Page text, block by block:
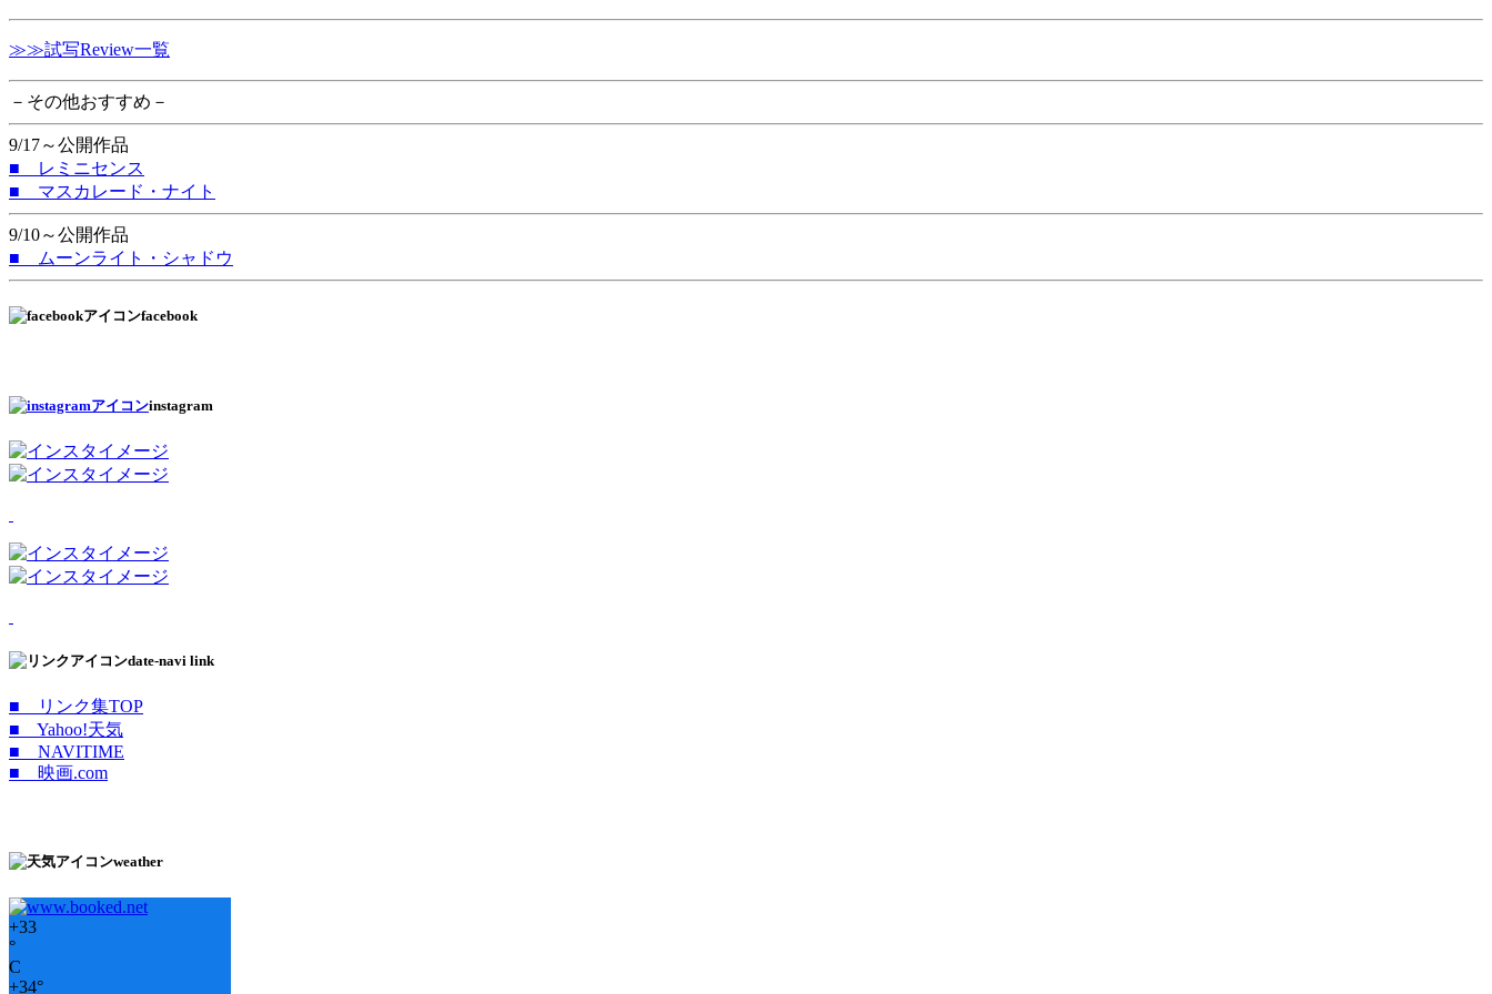
≫≫試写Review一覧
－その他おすすめ－
9/17～公開作品
■ レミニセンス
■ マスカレード・ナイト
9/10～公開作品
■ ムーンライト・シャドウ
facebook
instagram
date-navi link
■ リンク集TOP
■ Yahoo!天気
■ NAVITIME
■ 映画.com
weather
+33
°
C
+34°